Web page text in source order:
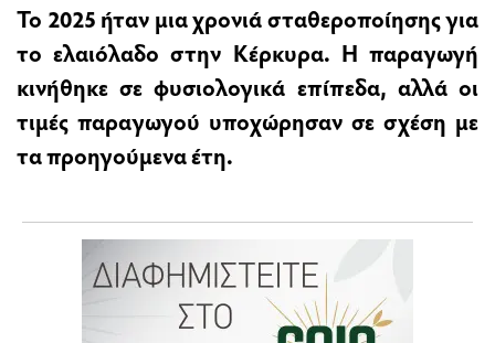
Το 2025 ήταν μια χρονιά σταθεροποίησης για
το ελαιόλαδο στην Κέρκυρα. Η παραγωγή
κινήθηκε σε φυσιολογικά επίπεδα, αλλά οι
τιμές παραγωγού υποχώρησαν σε σχέση με
τα προηγούμενα έτη.